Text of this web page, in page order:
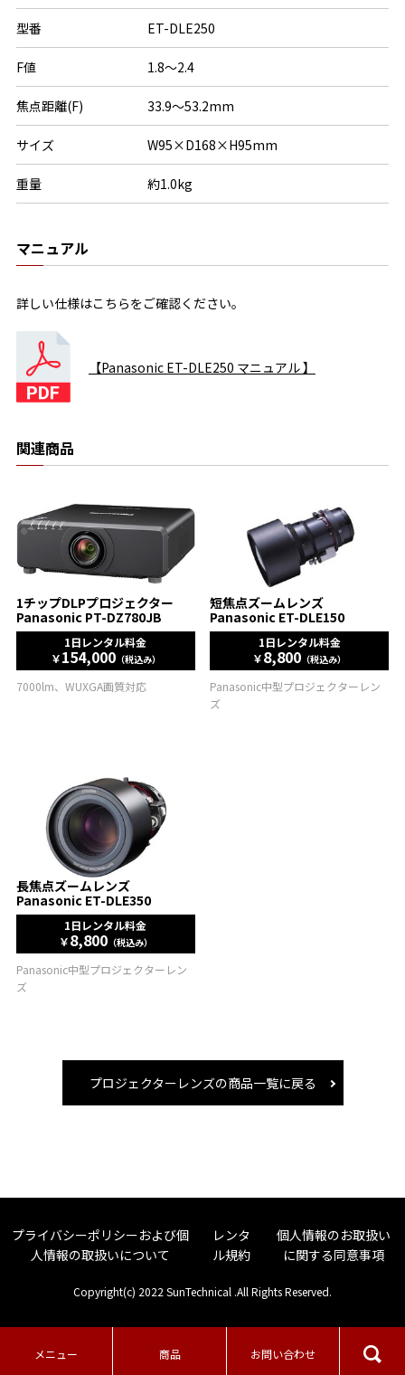
型番 ET-DLE250
F値 1.8～2.4
焦点距離(F) 33.9～53.2mm
サイズ W95×D168×H95mm
重量 約1.0kg
マニュアル
詳しい仕様はこちらをご確認ください。
【Panasonic ET-DLE250 マニュアル 】
関連商品
1チップDLPプロジェクター
Panasonic PT-DZ780JB
1日レンタル料金
￥154,000（税込み）
7000lm、WUXGA画質対応
短焦点ズームレンズ
Panasonic ET-DLE150
1日レンタル料金
￥8,800 （税込み）
Panasonic中型プロジェクターレン
ズ
長焦点ズームレンズ
Panasonic ET-DLE350
1日レンタル料金
￥8,800（税込み）
Panasonic中型プロジェクターレン
ズ
プロジェクターレンズの商品一覧に戻る
プライバシーポリシーおよび個
人情報の取扱いについて
レンタ
ル規約
個人情報のお取扱い
に関する同意事項
Copyright(c) 2022 SunTechnical .All Rights Reserved.
メニュー 商品 お問い合わせ